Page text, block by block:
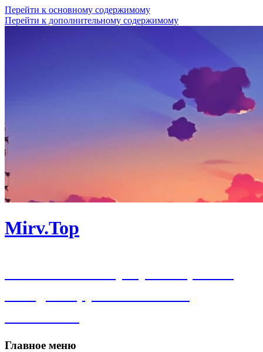
Перейти к основному содержимому
Перейти к дополнительному содержимому
Mirv.Top
Главное меню